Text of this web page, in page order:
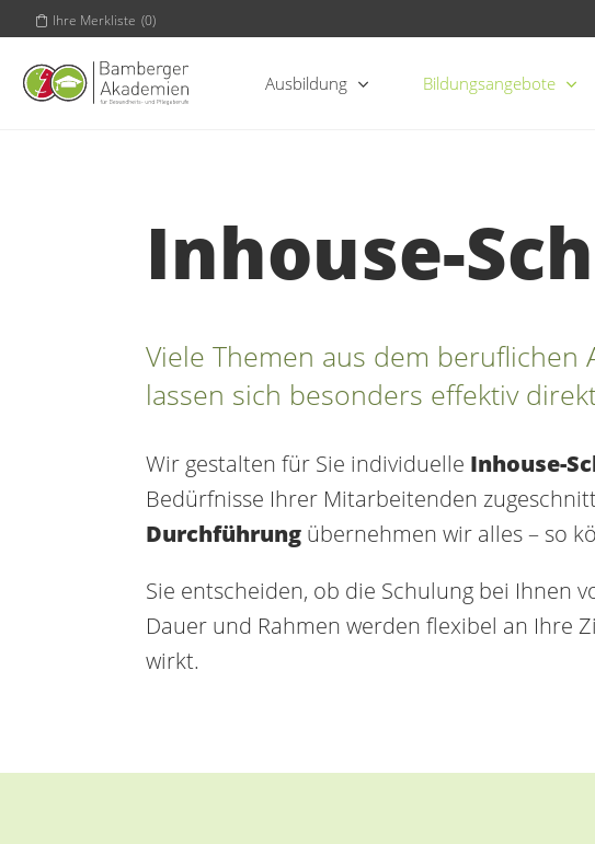
Ihre Merkliste (0)
Ausbildung Bildungsangebote
Inhouse-
Viele Themen aus dem
lassen sich besonders effektiv
Wir gestalten für Sie individuelle Inhouse-
Bedürfnisse Ihrer Mitarbeitenden
Durchführung übernehmen wir alles – so
Sie entscheiden, ob die Schulung bei Ihnen
Dauer und Rahmen werden flexibel an Ihre
wirkt.